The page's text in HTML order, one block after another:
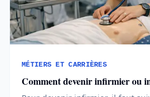
MÉTIERS ET CARRIÈRES
Comment devenir infirmier ou